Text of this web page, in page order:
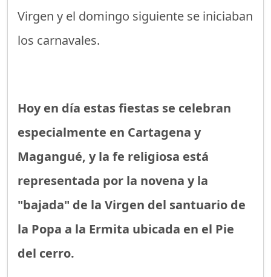
Virgen y el domingo siguiente se iniciaban
los carnavales.
Hoy en día estas fiestas se celebran
especialmente en Cartagena y
Magangué, y la fe religiosa está
representada por la novena y la
"bajada" de la Virgen del santuario de
la Popa a la Ermita ubicada en el Pie
del cerro.